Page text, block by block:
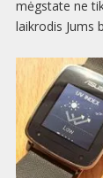
mėgstate ne
laikrodis Jums